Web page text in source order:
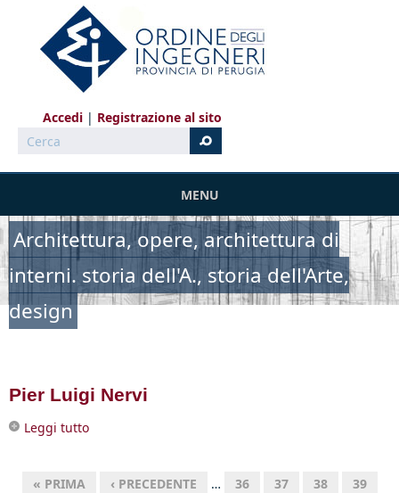
Salta al contenuto principale
Accedi
Registrazione al sito
Cerca
MENU
Architettura, opere, architettura di
interni. storia dell'A., storia dell'Arte,
design
Pier Luigi Nervi
Leggi tutto
« PRIMA ‹ PRECEDENTE … 36 37 38
39